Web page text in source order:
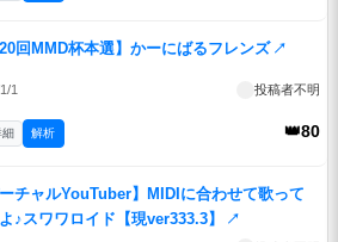
20回MMD杯本選】かーにばるフレンズ ↗
1 投稿者不明
👑80
細 解析
ーチャルYouTuber】MIDIに合わせて歌って
♪スワワロイド【現ver333.3】
↗